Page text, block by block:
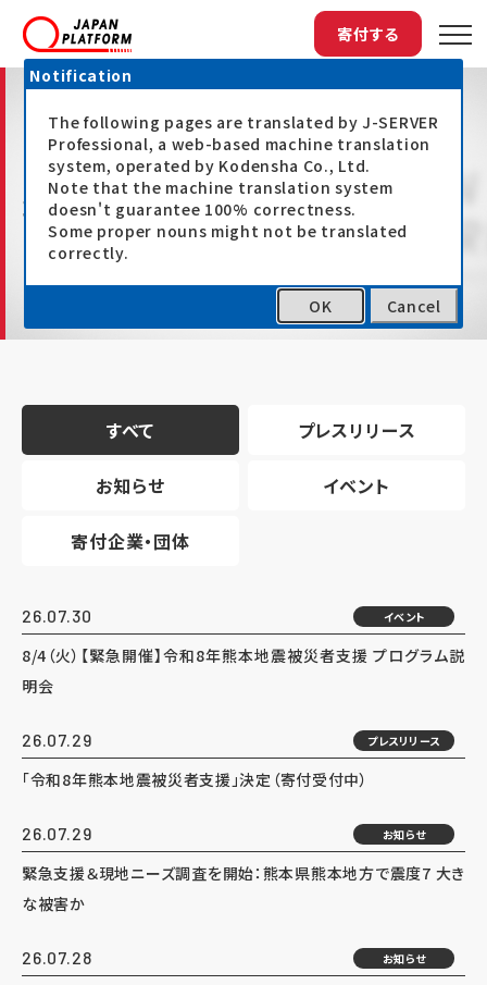
寄付する
最新情報
すべて プレスリリース
お知らせ イベント
寄付企業・団体
26.07.30 イベント
8/4（火）【緊急開催】令和8年熊本地震被災者支援 プログラム説
明会
26.07.29 プレスリリース
「令和8年熊本地震被災者支援」決定（寄付受付中）
26.07.29 お知らせ
緊急支援＆現地ニーズ調査を開始：熊本県熊本地方で震度7 大き
な被害か
26.07.28 お知らせ
Notification
The following pages are translated by J-SERVER
Professional, a web-based machine translation
system, operated by Kodensha Co., Ltd.
Note that the machine translation system
doesn't guarantee 100% correctness.
Some proper nouns might not be translated
correctly.
OK Cancel